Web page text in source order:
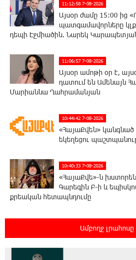
11:12:58 7-08-2026
Այսօր ժամը 15:00 ից
պատգամավորները
դեպի Էջմիածին. Նարեկ
11:06:57 7-08-2026
Այսօր ամոթի օր է,
դատում են Ամենայն
Մարիաննա Ղահրամանյան
10:44:42 7-08-2026
«ՀայաՔվեն»
եկեղեցու
10:40:33 7-08-2026
«ՀայաՔվե»-ն
Գարեգին Բ-ի և
քրեական հետապնդումը
Այսօր
ուժերի պահեստազորի
Ամբողջ լրահոսը